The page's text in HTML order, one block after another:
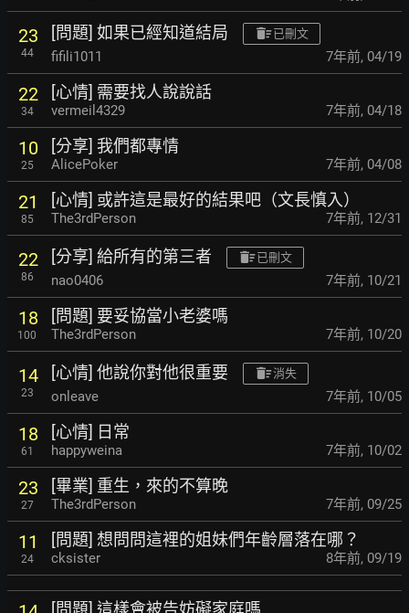
23
44
[問題] 如果已經知道結局 已刪文
fifili1011 7年前, 04/19
22
34
[心情] 需要找人說說話
vermeil4329 7年前, 04/18
10
25
[分享] 我們都專情
AlicePoker 7年前, 04/08
21
85
[心情] 或許這是最好的結果吧（文長慎入）
The3rdPerson 7年前, 12/31
22
86
[分享] 給所有的第三者 已刪文
nao0406 7年前, 10/21
18
100
[問題] 要妥協當小老婆嗎
The3rdPerson 7年前, 10/20
14
23
[心情] 他說你對他很重要 消失
onleave 7年前, 10/05
18
61
[心情] 日常
happyweina 7年前, 10/02
23
27
[畢業] 重生，來的不算晚
The3rdPerson 7年前, 09/25
11
24
[問題] 想問問這裡的姐妹們年齡層落在哪？
cksister 8年前, 09/19